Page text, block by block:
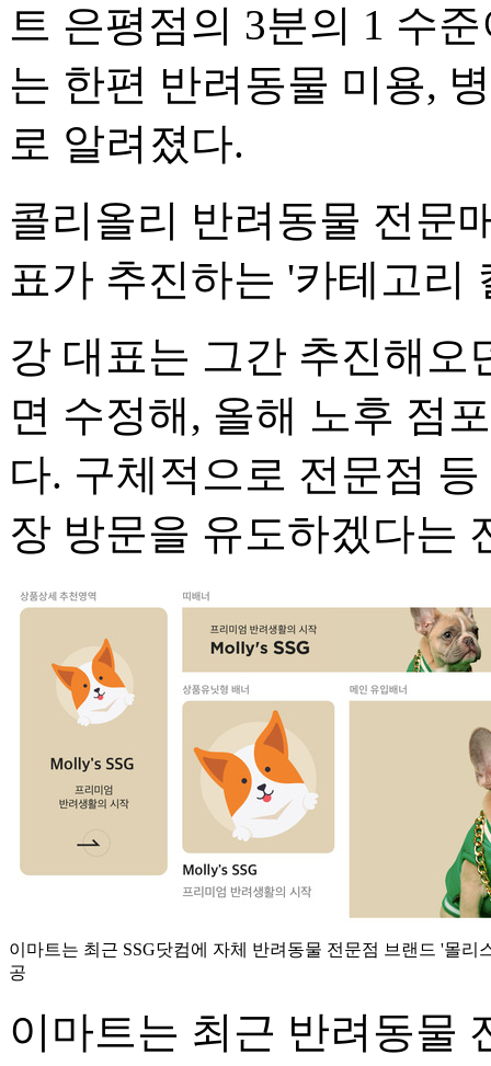
트 은평점의 3분의 1 수
는 한편 반려동물 미용,
로 알려졌다.
콜리올리 반려동물 전문
표가 추진하는 '카테고리
강 대표는 그간 추진해오
면 수정해, 올해 노후 점
다. 구체적으로 전문점
장 방문을 유도하겠다는
이마트는 최근 SSG닷컴에 자체 반려동물 전문점 브랜드 '몰리
공
이마트는 최근 반려동물